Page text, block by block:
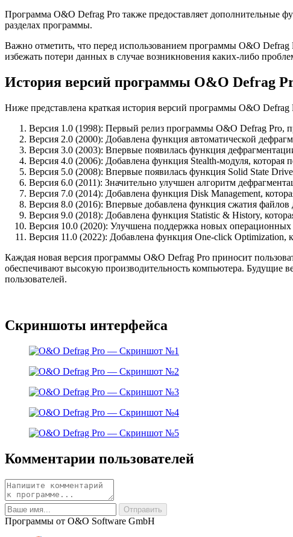
Программа O&O Defrag Pro также предоставляет дополнительные
разделах программы.
Важно отметить, что перед использованием программы O&O Defrag
избежать потери данных в случае возникновения каких-либо
История версий программы O&O Defrag
Ниже представлена краткая история версий программы O&O Defrag
Версия 1.0 (1998): Первый релиз программы O&O Defrag Pro,
Версия 2.0 (2000): Добавлена функция автоматической
Версия 3.0 (2003): Впервые появилась функция
Версия 4.0 (2006): Добавлена функция Stealth-модуля, которая
Версия 5.0 (2008): Впервые появилась функция Solid State
Версия 6.0 (2011): Значительно улучшен алгоритм
Версия 7.0 (2014): Добавлена функция Disk Management,
Версия 8.0 (2016): Впервые добавлена функция сжатия файлов
Версия 9.0 (2018): Добавлена функция Statistic & History,
Версия 10.0 (2020): Улучшена поддержка новых операционных
Версия 11.0 (2022): Добавлена функция One-click Optimization,
Каждая новая версия программы O&O Defrag Pro приносит
обеспечивают высокую производительность компьютера. Будущие
пользователей.
Скриншоты интерфейса
Комментарии пользователей
Программы от O&O Software GmbH